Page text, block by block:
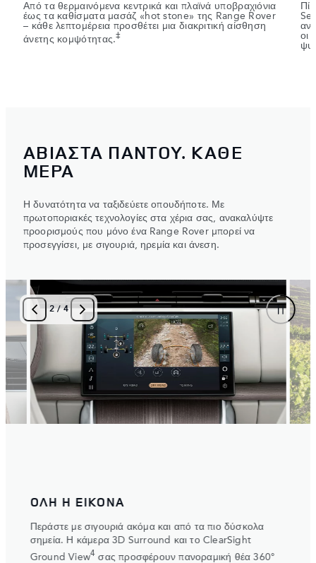
Από τα θερμαινόμενα κεντρικά και πλαϊνά υποβραχιόνια
έως τα καθίσματα μασάζ «hot stone» της Range Rover
– κάθε λεπτομέρεια προσθέτει μια διακριτική αίσθηση
άνετης κομψότητας.‡
οι
ΑΒΙΑΣΤΑ ΠΑΝΤΟΥ. ΚΑΘΕ
ΜΕΡΑ
Η δυνατότητα να ταξιδεύετε οπουδήποτε. Με
πρωτοποριακές τεχνολογίες στα χέρια σας, ανακαλύψτε
προορισμούς που μόνο ένα Range Rover μπορεί να
προσεγγίσει, με σιγουριά, ηρεμία και άνεση.
ΟΛΗ Η ΕΙΚΟΝΑ
Περάστε με σιγουριά ακόμα και από τα πιο δύσκολα
σημεία. Η κάμερα 3D Surround και το ClearSight
Ground View4σας προσφέρουν πανοραμική θέα 360°
2/4